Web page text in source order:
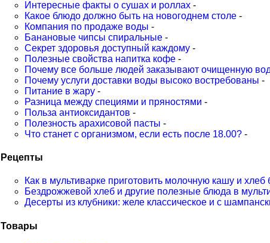
Интересные факты о сушах и роллах -
Какое блюдо должно быть на новогоднем столе -
Компания по продаже воды -
Банановые чипсы спиральные -
Секрет здоровья доступный каждому -
Полезные свойства напитка кофе -
Почему все больше людей заказывают очищенную
Почему услуги доставки воды высоко востребованы -
Питание в жару -
Разница между специями и пряностями -
Польза антиоксидантов -
Полезность арахисовой пасты -
Что станет с организмом, если есть после 18.00? -
Рецепты
Как в мультиварке приготовить молочную кашу и
Бездрожжевой хлеб и другие полезные блюда в
Десерты из клубники: желе классическое и с
Товары